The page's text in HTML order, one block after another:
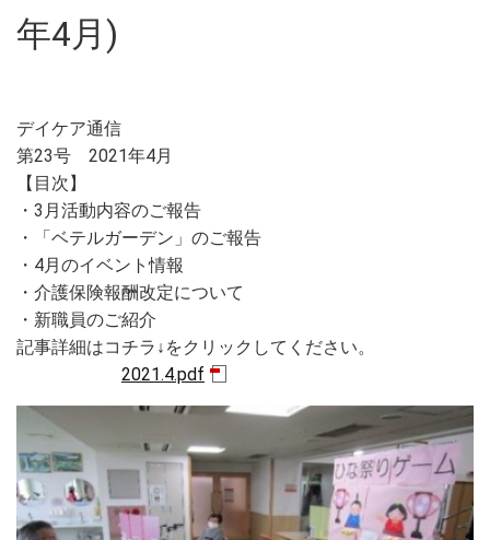
年4月)
デイケア通信
第23号 2021年4月
【目次】
・3月活動内容のご報告
・「ベテルガーデン」のご報告
・4月のイベント情報
・介護保険報酬改定について
・新職員のご紹介
記事詳細はコチラ↓をクリックしてください。
2021.4.pdf